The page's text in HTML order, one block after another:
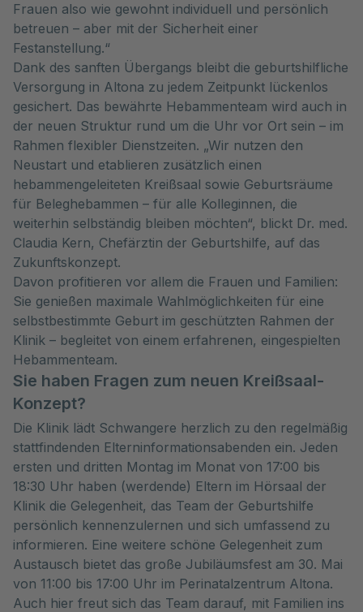
Frauen also wie gewohnt individuell und persönlich
betreuen – aber mit der Sicherheit einer
Festanstellung.“
Dank des sanften Übergangs bleibt die geburtshilfliche
Versorgung in Altona zu jedem Zeitpunkt lückenlos
gesichert. Das bewährte Hebammenteam wird auch in
der neuen Struktur rund um die Uhr vor Ort sein – im
Rahmen flexibler Dienstzeiten. „Wir nutzen den
Neustart und etablieren zusätzlich einen
hebammengeleiteten Kreißsaal sowie Geburtsräume
für Beleghebammen – für alle Kolleginnen, die
weiterhin selbständig bleiben möchten“, blickt Dr. med.
Claudia Kern, Chefärztin der Geburtshilfe, auf das
Zukunftskonzept.
Davon profitieren vor allem die Frauen und Familien:
Sie genießen maximale Wahlmöglichkeiten für eine
selbstbestimmte Geburt im geschützten Rahmen der
Klinik – begleitet von einem erfahrenen, eingespielten
Hebammenteam.
Sie haben Fragen zum neuen Kreißsaal-
Konzept?
Die Klinik lädt Schwangere herzlich zu den regelmäßig
stattfindenden Elterninformationsabenden ein. Jeden
ersten und dritten Montag im Monat von 17:00 bis
18:30 Uhr haben (werdende) Eltern im Hörsaal der
Klinik die Gelegenheit, das Team der Geburtshilfe
persönlich kennenzulernen und sich umfassend zu
informieren. Eine weitere schöne Gelegenheit zum
Austausch bietet das große Jubiläumsfest am 30. Mai
von 11:00 bis 17:00 Uhr im Perinatalzentrum Altona.
Auch hier freut sich das Team darauf, mit Familien ins